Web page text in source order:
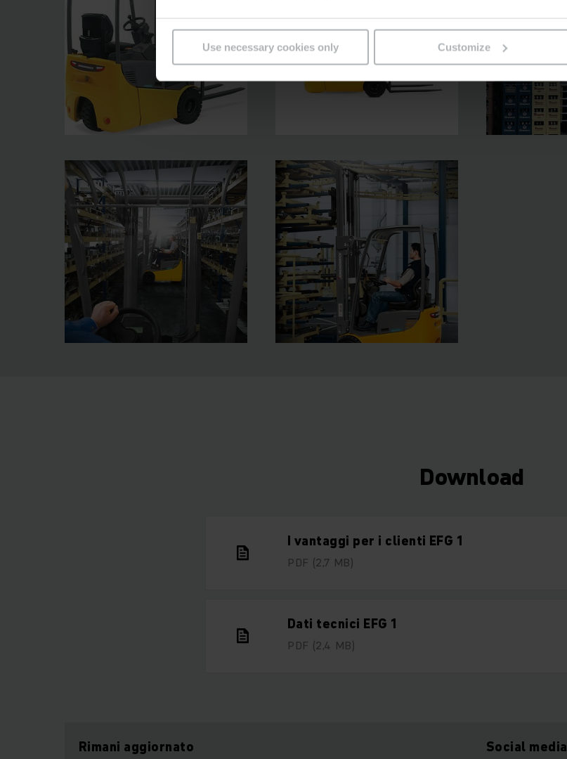
Use necessary cookies only Customize
Download
I vantaggi per i clienti EFG 1
PDF (2,7 MB)
Dati tecnici EFG 1
PDF (2,4 MB)
Rimani aggiornato Social media